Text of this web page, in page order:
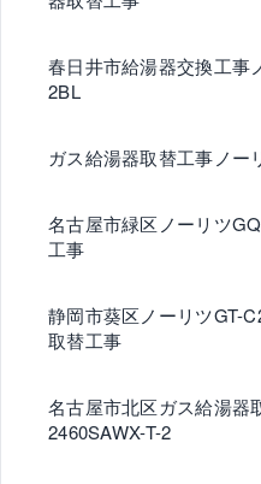
春日井市給湯器交換工事
2BL
ガス給湯器取替工事ノー
名古屋市緑区ノーリツ
工事
静岡市葵区ノーリツGT-
取替工事
名古屋市北区ガス給湯器
2460SAWX-T-2